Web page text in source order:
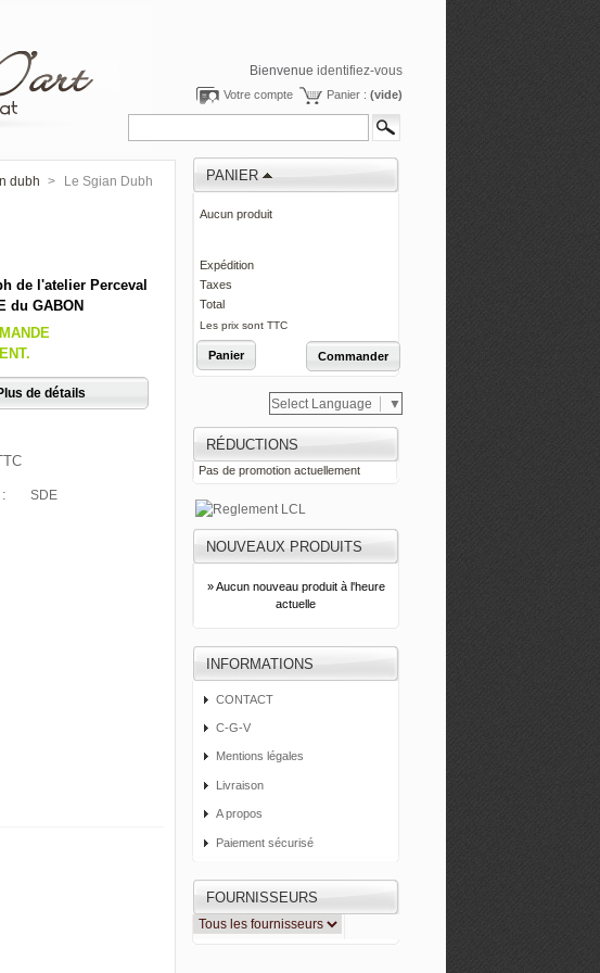
Panier : (vide)
Votre compte
Bienvenue identifiez-vous
dubh >
Le Sgian Dubh
de l'atelier Perceval
du GABON
de détails
SDE
PANIER
Aucun produit
Expédition
Taxes
Total
Les prix sont TTC
Panier Commander
Select Language ▼
RÉDUCTIONS
Pas de promotion actuellement
NOUVEAUX PRODUITS
» Aucun nouveau produit à l'heure
actuelle
INFORMATIONS
CONTACT
C-G-V
Mentions légales
Livraison
A propos
Paiement sécurisé
FOURNISSEURS